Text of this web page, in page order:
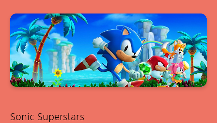
Sonic Superstars